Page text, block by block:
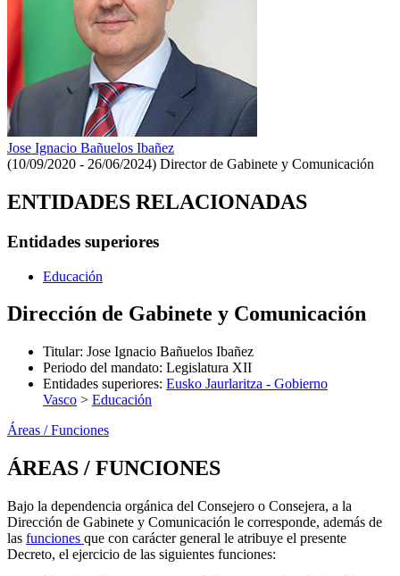
Jose Ignacio Bañuelos Ibañez
(10/09/2020 - 26/06/2024) Director de Gabinete y Comunicación
ENTIDADES RELACIONADAS
Entidades superiores
Educación
Dirección de Gabinete y Comunicación
Titular: Jose Ignacio Bañuelos Ibañez
Periodo del mandato: Legislatura XII
Entidades superiores: Eusko Jaurlaritza - Gobierno
Vasco > Educación
Áreas / Funciones
ÁREAS / FUNCIONES
Bajo la dependencia orgánica del Consejero o Consejera, a la
Dirección de Gabinete y Comunicación le corresponde, además de
las funciones que con carácter general le atribuye el presente
Decreto, el ejercicio de las siguientes funciones: